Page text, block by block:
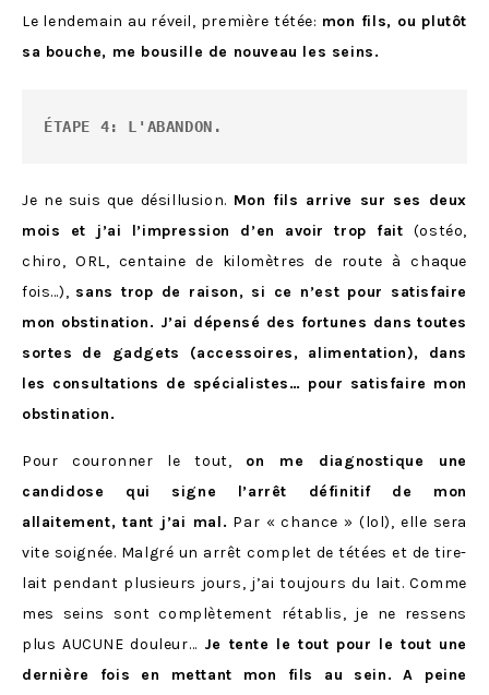
Le lendemain au réveil, première tétée: mon fils, ou plutôt
sa bouche, me bousille de nouveau les seins.
ÉTAPE 4: L'ABANDON.
Je ne suis que désillusion. Mon fils arrive sur ses deux
mois et j’ai l’impression d’en avoir trop fait (ostéo,
chiro, ORL, centaine de kilomètres de route à chaque
fois…), sans trop de raison, si ce n’est pour satisfaire
mon obstination. J’ai dépensé des fortunes dans toutes
sortes de gadgets (accessoires, alimentation), dans
les consultations de spécialistes… pour satisfaire mon
obstination.
Pour couronner le tout, on me diagnostique une
candidose qui signe l’arrêt définitif de mon
allaitement, tant j’ai mal. Par « chance » (lol), elle sera
vite soignée. Malgré un arrêt complet de tétées et de tire-
lait pendant plusieurs jours, j’ai toujours du lait. Comme
mes seins sont complètement rétablis, je ne ressens
plus AUCUNE douleur… Je tente le tout pour le tout une
dernière fois en mettant mon fils au sein. A peine